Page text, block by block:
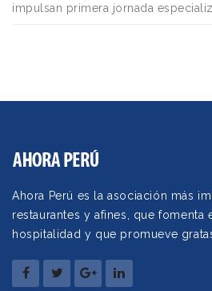
impulsan primera jornada
Ahora Perú es la asociación más
restaurantes y afines, que fomenta
hospitalidad y que promueve